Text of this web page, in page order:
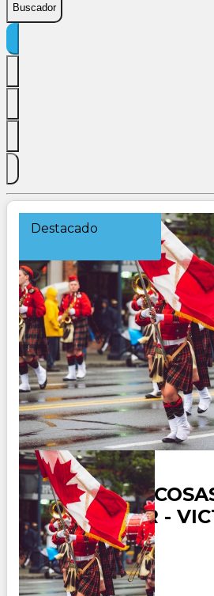
Buscador
Destacado
CANADA
VANCOUVER -
Duración:
10Días9Noches